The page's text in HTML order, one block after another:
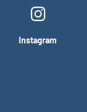
Instagram